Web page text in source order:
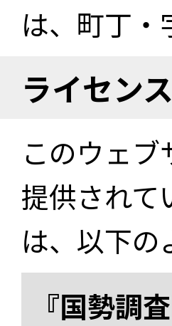
は、町丁
ライセンス
このウェ
提供されて
は、以下
『国勢調